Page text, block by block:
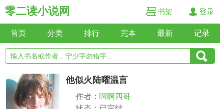
零二读小说网 书架 登录
首页 分类 排行 完本 最新 记录
他似火陆曜温言
作者： 啊啊四哥